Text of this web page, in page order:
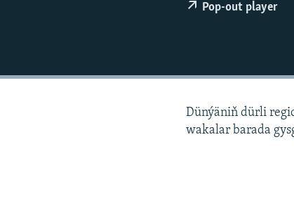
Pop-out player
Dünýäniň dürli
wakalar barada